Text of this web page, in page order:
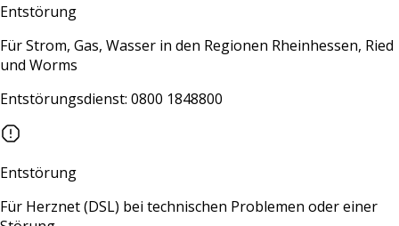
Entstörung
Für Strom, Gas, Wasser in den Regionen Rheinhessen, Ried
und Worms
Entstörungsdienst: 0800 1848800
Entstörung
Für Herznet (DSL) bei technischen Problemen oder einer